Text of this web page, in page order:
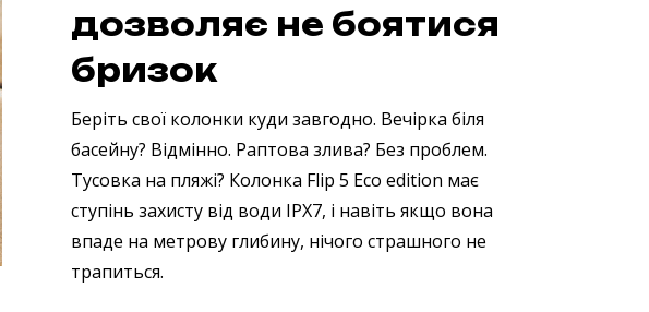
дозволяє не боятися
бризок
Беріть свої колонки куди завгодно. Вечірка біля
басейну? Відмінно. Раптова злива? Без проблем.
Тусовка на пляжі? Колонка Flip 5 Eco edition має
ступінь захисту від води IPX7, і навіть якщо вона
впаде на метрову глибину, нічого страшного не
трапиться.